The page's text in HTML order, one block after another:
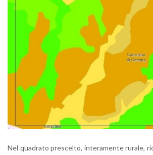
Nel qua­dra­to pre­scel­to, in­te­ra­men­te ru­ra­le,